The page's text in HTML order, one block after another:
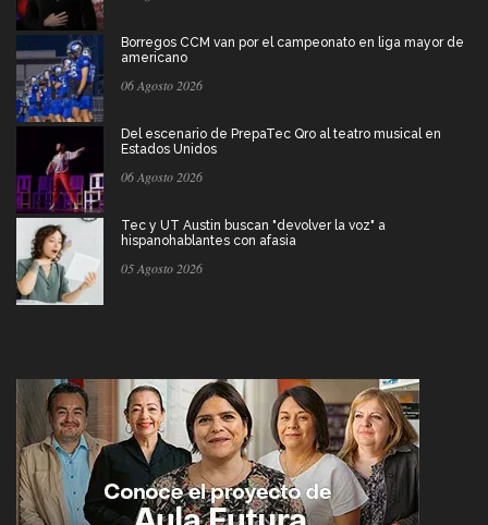
Borregos CCM van por el campeonato en liga mayor de
americano
06 Agosto 2026
Del escenario de PrepaTec Qro al teatro musical en
Estados Unidos
06 Agosto 2026
Tec y UT Austin buscan "devolver la voz" a
hispanohablantes con afasia
05 Agosto 2026